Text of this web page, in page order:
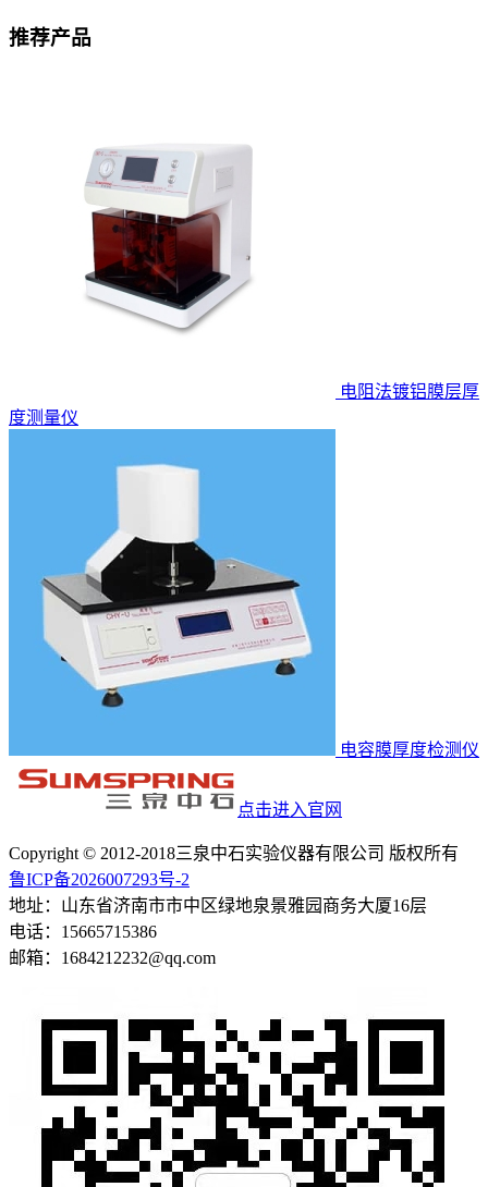
推荐产品
电阻法镀铝膜层厚
度测量仪
电容膜厚度检测仪
点击进入官网
Copyright © 2012-2018三泉中石实验仪器有限公司 版权所有
鲁ICP备2026007293号-2
地址：山东省济南市市中区绿地泉景雅园商务大厦16层
电话：15665715386
邮箱：1684212232@qq.com